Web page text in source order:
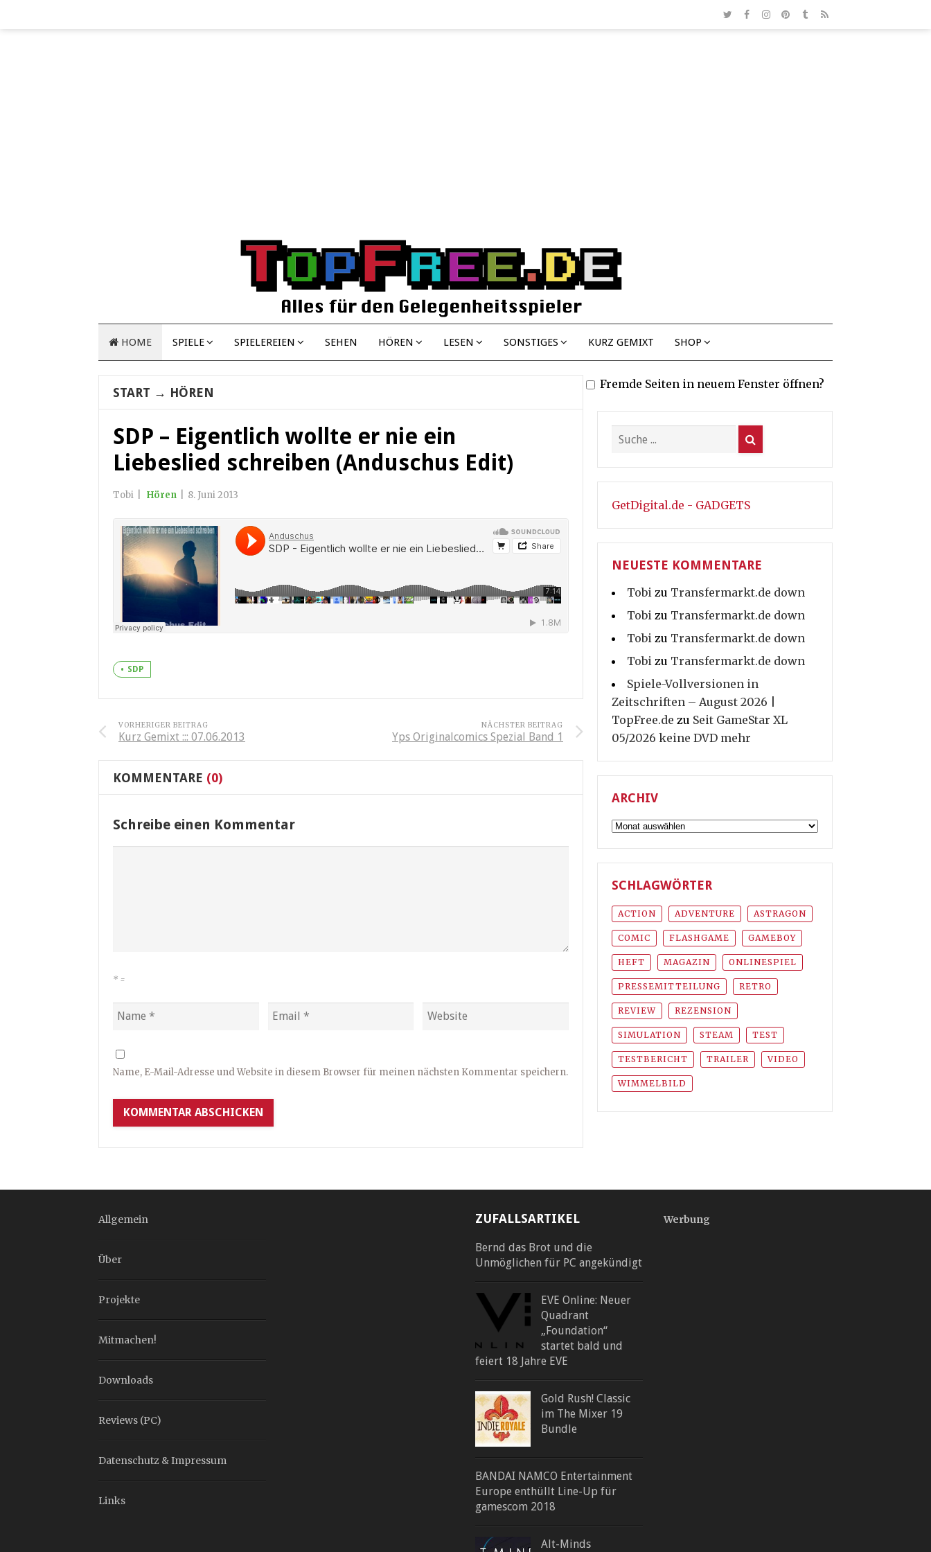
HOME SPIELE SPIELEREIEN SEHEN HÖREN LESEN SONSTIGES KURZ GEMIXT SHOP
START → HÖREN
SDP – Eigentlich wollte er nie ein
Liebeslied schreiben (Anduschus Edit)
Tobi Hören 8. Juni 2013
SDP
VORHERIGER BEITRAG
Kurz Gemixt ::: 07.06.2013
NÄCHSTER BEITRAG
Yps Originalcomics Spezial Band 1
KOMMENTARE (0)
Schreibe einen Kommentar
* =
Name, E-Mail-Adresse und Website in diesem Browser für meinen nächsten Kommentar speichern.
Fremde Seiten in neuem Fenster öffnen?
GetDigital.de - GADGETS
NEUESTE KOMMENTARE
Tobi zu Transfermarkt.de down
Tobi zu Transfermarkt.de down
Tobi zu Transfermarkt.de down
Tobi zu Transfermarkt.de down
Spiele-Vollversionen in
Zeitschriften – August 2026 |
TopFree.de zu Seit GameStar XL
05/2026 keine DVD mehr
ARCHIV
Archiv
SCHLAGWÖRTER
ACTION ADVENTURE ASTRAGON
COMIC FLASHGAME GAMEBOY
HEFT MAGAZIN ONLINESPIEL
PRESSEMITTEILUNG RETRO
REVIEW REZENSION
SIMULATION STEAM TEST
TESTBERICHT TRAILER VIDEO
WIMMELBILD
Allgemein
Über
Projekte
Mitmachen!
Downloads
Reviews (PC)
Datenschutz & Impressum
Links
ZUFALLSARTIKEL
Bernd das Brot und die
Unmöglichen für PC angekündigt
EVE Online: Neuer
Quadrant
„Foundation“
startet bald und
feiert 18 Jahre EVE
Gold Rush! Classic
im The Mixer 19
Bundle
BANDAI NAMCO Entertainment
Europe enthüllt Line-Up für
gamescom 2018
Alt-Minds
Werbung